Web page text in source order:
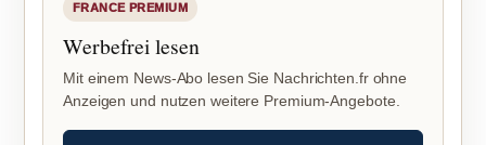
FRANCE PREMIUM
Werbefrei lesen
Mit einem News-Abo lesen Sie Nachrichten.fr ohne
Anzeigen und nutzen weitere Premium-Angebote.